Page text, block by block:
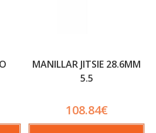
MANILLAR JITSIE 28.6MM
5.5
108.84€